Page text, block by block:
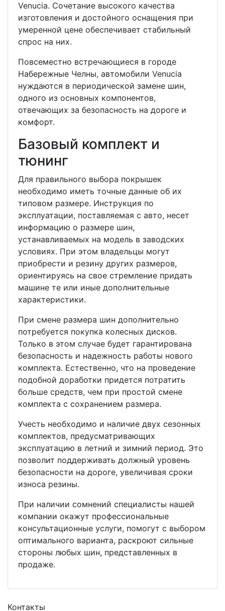
Venucia. Сочетание высокого качества
изготовления и достойного оснащения при
умеренной цене обеспечивает стабильный
спрос на них.
Повсеместно встречающиеся в городе
Набережные Челны, автомобили Venucia
нуждаются в периодической замене шин,
одного из основных компонентов,
отвечающих за безопасность на дороге и
комфорт.
Базовый комплект и
тюнинг
Для правильного выбора покрышек
необходимо иметь точные данные об их
типовом размере. Инструкция по
эксплуатации, поставляемая с авто, несет
информацию о размере шин,
устанавливаемых на модель в заводских
условиях. При этом владельцы могут
приобрести и резину других размеров,
ориентируясь на свое стремление придать
машине те или иные дополнительные
характеристики.
При смене размера шин дополнительно
потребуется покупка колесных дисков.
Только в этом случае будет гарантирована
безопасность и надежность работы нового
комплекта. Естественно, что на проведение
подобной доработки придется потратить
больше средств, чем при простой смене
комплекта с сохранением размера.
Учесть необходимо и наличие двух сезонных
комплектов, предусматривающих
эксплуатацию в летний и зимний период. Это
позволит поддерживать должный уровень
безопасности на дороге, увеличивая сроки
износа резины.
При наличии сомнений специалисты нашей
компании окажут профессиональные
консультационные услуги, помогут с выбором
оптимального варианта, раскроют сильные
стороны любых шин, представленных в
продаже.
Контакты